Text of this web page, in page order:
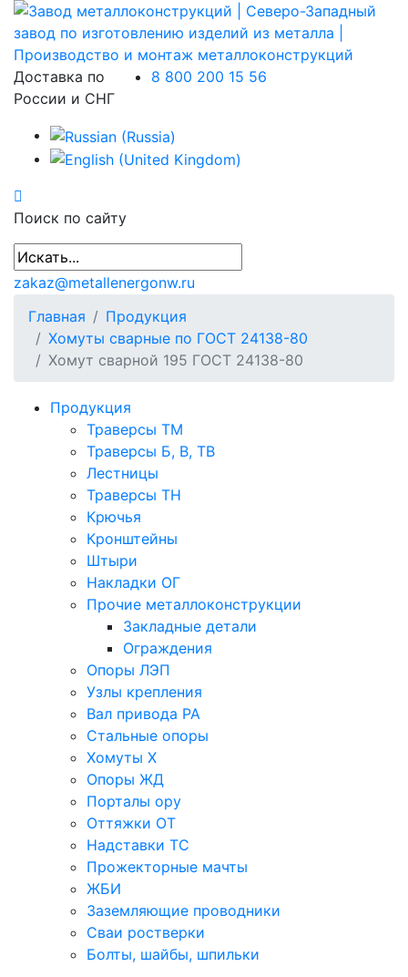
Доставка по
России и СНГ
8 800 200 15 56
Поиск по сайту
zakaz@metallenergonw.ru
Главная
Продукция
Хомуты сварные по ГОСТ 24138-80
Хомут сварной 195 ГОСТ 24138-80
Продукция
Траверсы ТМ
Траверсы Б, В, ТВ
Лестницы
Траверсы ТН
Крючья
Кронштейны
Штыри
Накладки ОГ
Прочие металлоконструкции
Закладные детали
Ограждения
Опоры ЛЭП
Узлы крепления
Вал привода РА
Стальные опоры
Хомуты Х
Опоры ЖД
Порталы ору
Оттяжки ОТ
Надставки ТС
Прожекторные мачты
ЖБИ
Заземляющие проводники
Сваи ростверки
Болты, шайбы, шпильки